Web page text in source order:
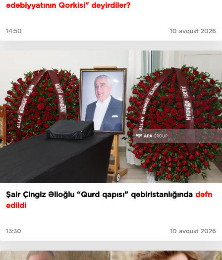
ədəbiyyatının Qorkisi" deyirdilər?
14:50 10 avqust 2026
Şair Çingiz Əlioğlu “Qurd qapısı” qəbiristanlığında dəfn
edildi
13:30 10 avqust 2026